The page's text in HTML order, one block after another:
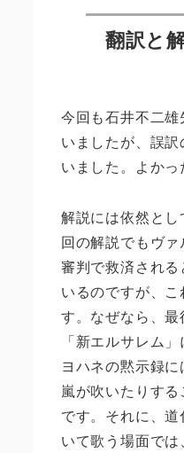
翻訳と
今回も石井不二
いましたが、誤
いました。よかっ
解説には依然と
回の解説でもヴ
審判で救済され
いるのですが、
す。なぜなら、
「新エルサレム
ヨハネの黙示録
嵐が吹いたりす
です。それに、
いて歌う場面で